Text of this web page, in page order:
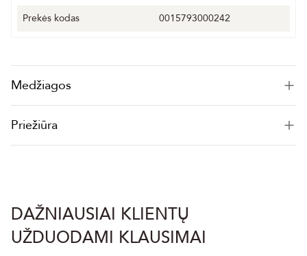
Prekės kodas
0015793000242
Medžiagos
Priežiūra
DAŽNIAUSIAI KLIENTŲ
UŽDUODAMI KLAUSIMAI